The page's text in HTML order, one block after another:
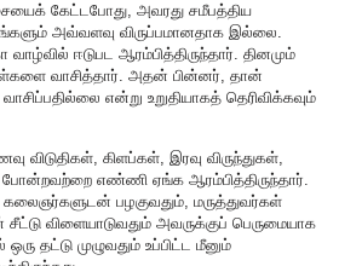
கேட்டபோது, அவரது சமீபத்திய
அவ்வளவு விருப்பமானதாக இல்லை.
வாழ்வில் ஈடுபட ஆரம்பித்திருந்தார். தினமும்
வாசித்தார். அதன் பின்னர், தான்
என்று உறுதியாகத் தெரிவிக்கவும்
விடுதிகள், கிளப்கள், இரவு விருந்துகள்,
எண்ணி ஏங்க ஆரம்பித்திருந்தார்.
பழகுவதும், மருத்துவர்கள்
சீட்டு விளையாடுவதும் அவருக்குப் பெருமையாக
தட்டு முழுவதும் உப்பிட்ட மீனும்